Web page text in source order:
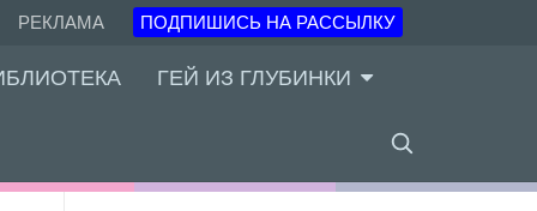
РЕКЛАМА ПОДПИШИСЬ НА РАССЫЛКУ
ГЕЙ ИЗ ГЛУБИНКИ